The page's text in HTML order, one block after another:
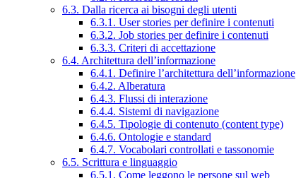
6.3. Dalla ricerca ai bisogni degli utenti
6.3.1. User stories per definire i contenuti
6.3.2. Job stories per definire i contenuti
6.3.3. Criteri di accettazione
6.4. Architettura dell’informazione
6.4.1. Definire l’architettura dell’informazione
6.4.2. Alberatura
6.4.3. Flussi di interazione
6.4.4. Sistemi di navigazione
6.4.5. Tipologie di contenuto (content type)
6.4.6. Ontologie e standard
6.4.7. Vocabolari controllati e tassonomie
6.5. Scrittura e linguaggio
6.5.1. Come leggono le persone sul web